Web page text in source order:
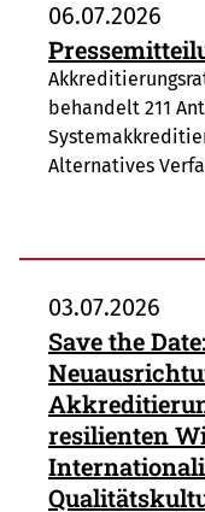
06.07.2026
behandelt 211
Alternatives
03.07.2026
Save the
resilienten